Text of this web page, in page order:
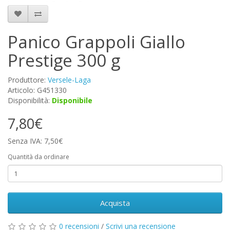
Panico Grappoli Giallo
Prestige 300 g
Produttore: Versele-Laga
Articolo: G451330
Disponibilità: Disponibile
7,80€
Senza IVA: 7,50€
Quantità da ordinare
Acquista
0 recensioni / Scrivi una recensione